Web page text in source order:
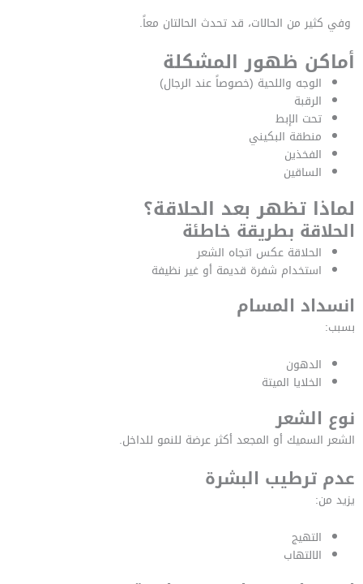
وفي كثير من الحالات، قد تحدث الحالتان معاً.
أماكن ظهور المشكلة
الوجه واللحية (خصوصاً عند الرجال)
الرقبة
تحت الإبط
منطقة البكيني
الفخذين
الساقين
لماذا تظهر بعد الحلاقة؟
الحلاقة بطريقة خاطئة
الحلاقة عكس اتجاه الشعر
استخدام شفرة قديمة أو غير نظيفة
انسداد المسام
بسبب:
الدهون
الخلايا الميتة
نوع الشعر
الشعر السميك أو المجعد أكثر عرضة للنمو للداخل.
عدم ترطيب البشرة
يزيد من:
التهيج
الالتهاب